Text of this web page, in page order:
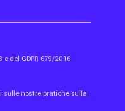
del GDPR 679/2016
sulle nostre pratiche sulla